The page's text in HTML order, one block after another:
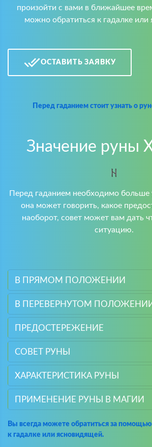
произойти с вами в ближайшее
можно обратиться к гадалке или
ОСТАВИТЬ ЗАЯВКУ
Перед гаданием стоит узнать о
Значение руны
Перед гаданием необходимо больше
она может говорить, какое
наоборот, совет может вам дать
ситуацию.
В ПРЯМОМ ПОЛОЖЕНИИ
В ПЕРЕВЕРНУТОМ
ПРЕДОСТЕРЕЖЕНИЕ
СОВЕТ РУНЫ
ХАРАКТЕРИСТИКА РУНЫ
ПРИМЕНЕНИЕ РУНЫ В МАГИИ
Вы всегда можете обратиться за помощью
к гадалке или ясновидящей.